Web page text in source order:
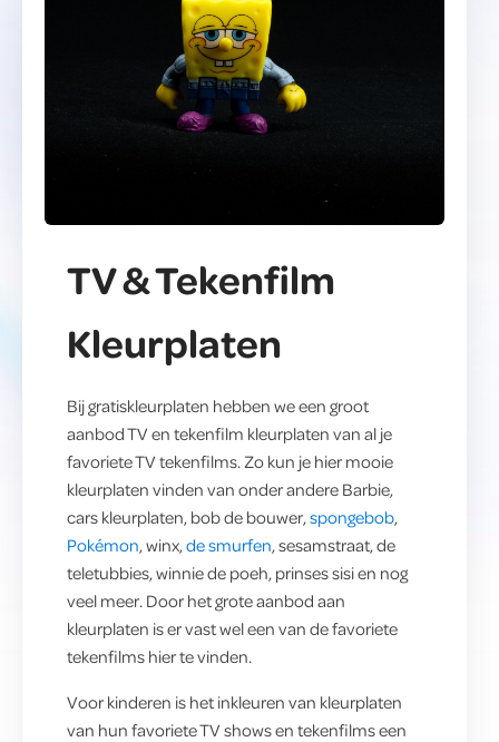
TV & Tekenfilm
Kleurplaten
Bij gratiskleurplaten hebben we een groot
aanbod TV en tekenfilm kleurplaten van al je
favoriete TV tekenfilms. Zo kun je hier mooie
kleurplaten vinden van onder andere Barbie,
cars kleurplaten, bob de bouwer, spongebob,
Pokémon, winx, de smurfen, sesamstraat, de
teletubbies, winnie de poeh, prinses sisi en nog
veel meer. Door het grote aanbod aan
kleurplaten is er vast wel een van de favoriete
tekenfilms hier te vinden.
Voor kinderen is het inkleuren van kleurplaten
van hun favoriete TV shows en tekenfilms een